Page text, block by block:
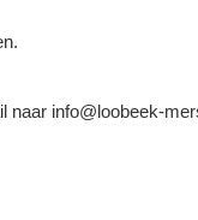
naar info@loobeek-